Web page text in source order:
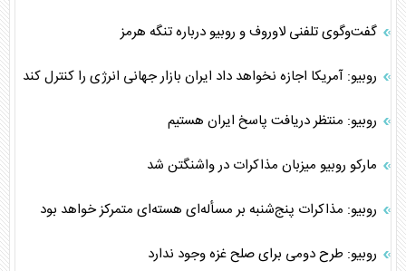
گفت‌وگوی تلفنی لاوروف و روبیو درباره تنگه هرمز
روبیو: آمریکا اجازه نخواهد داد ایران بازار جهانی انرژی را کنترل کند
روبیو: منتظر دریافت پاسخ ایران هستیم
مارکو روبیو میزبان مذاکرات در واشنگتن شد
روبیو: مذاکرات پنج‌شنبه بر مسأله‌ای هسته‌ای متمرکز خواهد بود
روبیو: طرح دومی برای صلح غزه وجود ندارد